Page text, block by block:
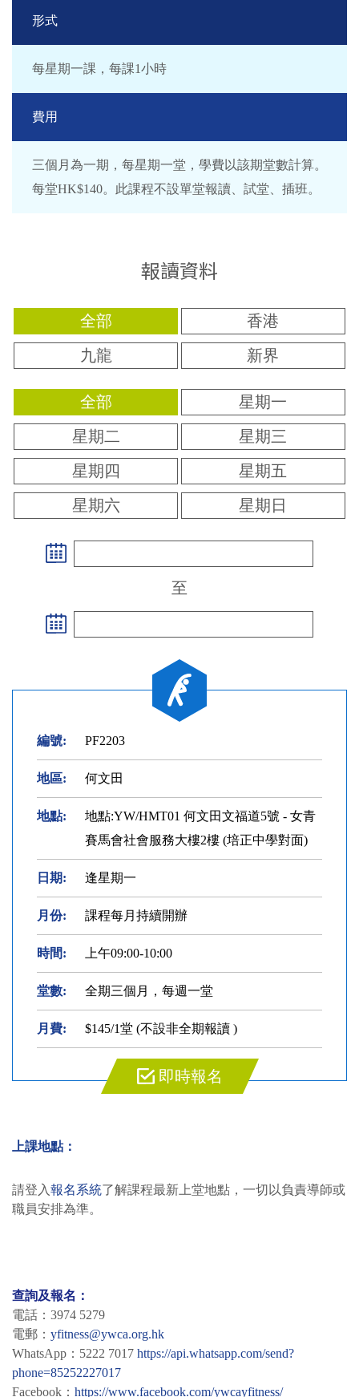
形式
每星期一課，每課1小時
費用
三個月為一期，每星期一堂，學費以該期堂數計算。
每堂HK$140。此課程不設單堂報讀、試堂、插班。
報讀資料
全部
香港
九龍
新界
全部
星期一
星期二
星期三
星期四
星期五
星期六
星期日
至
編號: PF2203
地區: 何文田
地點:
地點:YW/HMT01 何文田文福道5號 - 女青
賽馬會社會服務大樓2樓 (培正中學對面)
日期: 逢星期一
月份: 課程每月持續開辦
時間: 上午09:00-10:00
堂數: 全期三個月，每週一堂
月費: $145/1堂 (不設非全期報讀 )
即時報名
上課地點：
請登入報名系統了解課程最新上堂地點，一切以負責導師或
職員安排為準。
查詢及報名：
電話：3974 5279
電郵： yfitness@ywca.org.hk
WhatsApp：5222 7017 https://api.whatsapp.com/send?
phone=85252227017
Facebook： https://www.facebook.com/ywcayfitness/